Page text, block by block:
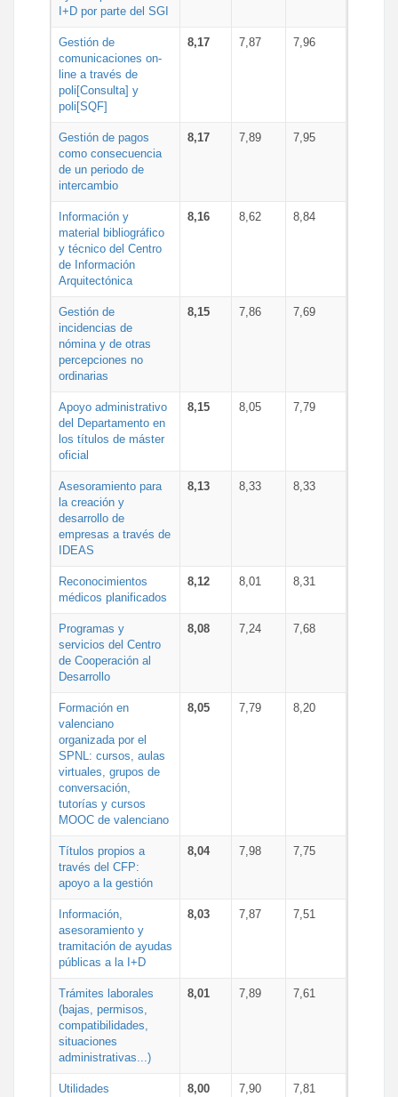
I+D por parte del SGI
Gestión de
comunicaciones on-
line a través de
poli[Consulta] y
poli[SQF]
8,17 7,87 7,96
Gestión de pagos
como consecuencia
de un periodo de
intercambio
8,17 7,89 7,95
Información y
material bibliográfico
y técnico del Centro
de Información
Arquitectónica
8,16 8,62 8,84
Gestión de
incidencias de
nómina y de otras
percepciones no
ordinarias
8,15 7,86 7,69
Apoyo administrativo
del Departamento en
los títulos de máster
oficial
8,15 8,05 7,79
Asesoramiento para
la creación y
desarrollo de
empresas a través de
IDEAS
8,13 8,33 8,33
Reconocimientos
médicos planificados
8,12 8,01 8,31
Programas y
servicios del Centro
de Cooperación al
Desarrollo
8,08 7,24 7,68
Formación en
valenciano
organizada por el
SPNL: cursos, aulas
virtuales, grupos de
conversación,
tutorías y cursos
MOOC de valenciano
8,05 7,79 8,20
Títulos propios a
través del CFP:
apoyo a la gestión
8,04 7,98 7,75
Información,
asesoramiento y
tramitación de ayudas
públicas a la I+D
8,03 7,87 7,51
Trámites laborales
(bajas, permisos,
compatibilidades,
situaciones
administrativas...)
8,01 7,89 7,61
Utilidades
8,00 7,90 7,81